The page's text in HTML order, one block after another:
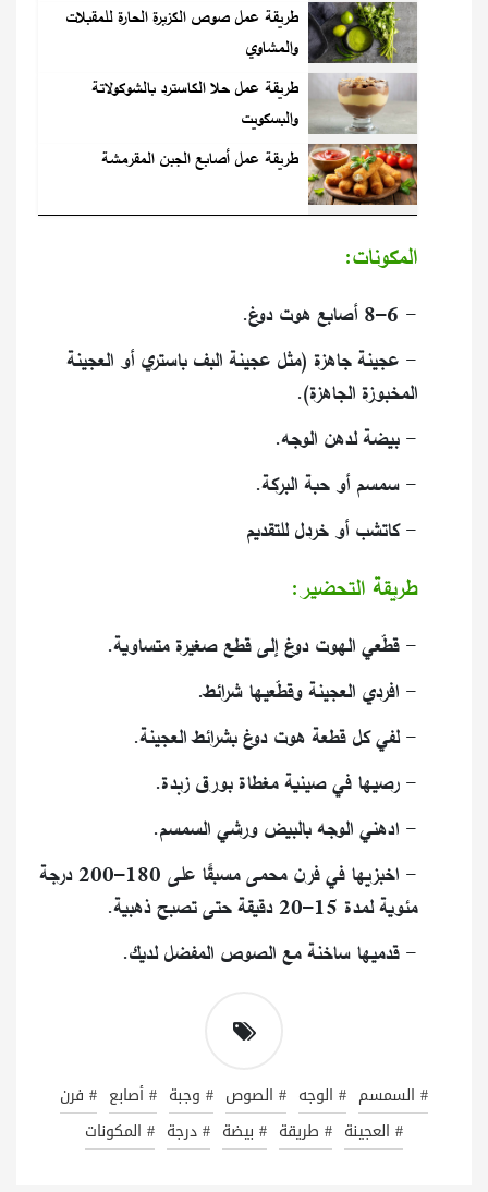
طريقة عمل صوص الكزبرة الحارة للمقبلات
والمشاوي
طريقة عمل حلا الكاسترد بالشوكولاتة
والبسكويت
طريقة عمل أصابع الجبن المقرمشة
المكونات:
- 6–8 أصابع هوت دوغ.
- عجينة جاهزة (مثل عجينة البف باستري أو العجينة
المخبوزة الجاهزة).
- بيضة لدهن الوجه.
- سمسم أو حبة البركة.
- كاتشب أو خردل للتقديم
طريقة التحضير:
- قطّعي الهوت دوغ إلى قطع صغيرة متساوية.
- افردي العجينة وقطّعيها شرائط.
- لفي كل قطعة هوت دوغ بشرائط العجينة.
- رصيها في صينية مغطاة بورق زبدة.
- ادهني الوجه بالبيض ورشي السمسم.
- اخبزيها في فرن محمى مسبقًا على 180–200 درجة
مئوية لمدة 15–20 دقيقة حتى تصبح ذهبية.
- قدميها ساخنة مع الصوص المفضل لديك.
# السمسم # الوجه # الصوص # وجبة # أصابع # فرن
# العجينة # طريقة # بيضة # درجة # المكونات